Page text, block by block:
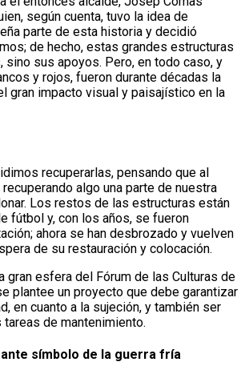
según cuenta, tuvo la idea de
parte de esta historia y decidió
de hecho, estas grandes estructuras
sino sus apoyos. Pero, en todo caso, y
y rojos, fueron durante décadas la
gran impacto visual y paisajístico en la
recuperarlas, pensando que al
algo una parte de nuestra
Los restos de las estructuras están
fútbol y, con los años, se fueron
ahora se han desbrozado y vuelven
de su restauración y colocación.
gran esfera del Fórum de las Culturas de
plantee un proyecto que debe garantizar
en cuanto a la sujeción, y también ser
de mantenimiento.
símbolo de la guerra fría